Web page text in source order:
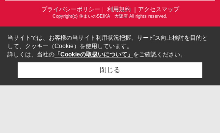
プライバシーポリシー ｜ 利用規約 ｜アクセスマップ
Copyright(c) 住まいのSEIKA 大阪店 All rights reserved.
当サイトでは、お客様の当サイト利用状況把握、サービス向上検討を目的と
して、クッキー（Cookie）を使用しています。
詳しくは、当社の 「Cookieの取扱いについて」 をご確認ください。
閉じる